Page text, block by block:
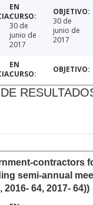
30 de
junio de
2017
30 de
junio de
2017
contractors
semi-annual
2016- 64, 2017- 64))